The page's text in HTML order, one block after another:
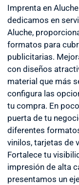
Imprenta en
dedicamos en
Aluche,
formatos para
publicitarias.
con diseños
material que más
configura las
tu compra. En
puerta de tu
diferentes
vinilos, tarjetas de
Fortalece tu
impresión de alta
presentamos un